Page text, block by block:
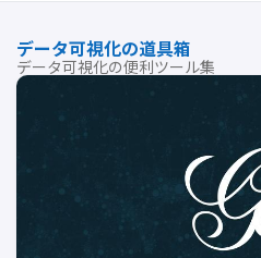
データ可視化の道具箱
データ可視化の便利ツール集